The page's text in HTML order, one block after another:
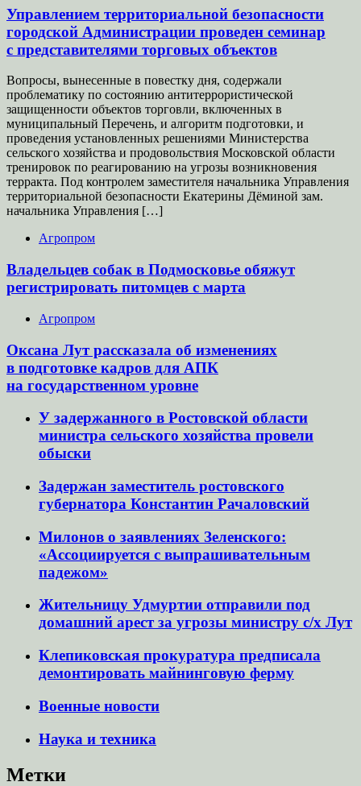
Управлением территориальной безопасности
городской Администрации проведен семинар
с представителями торговых объектов
Вопросы, вынесенные в повестку дня, содержали
проблематику по состоянию антитеррористической
защищенности объектов торговли, включенных в
муниципальный Перечень, и алгоритм подготовки, и
проведения установленных решениями Министерства
сельского хозяйства и продовольствия Московской области
тренировок по реагированию на угрозы возникновения
терракта. Под контролем заместителя начальника Управления
территориальной безопасности Екатерины Дёминой зам.
начальника Управления […]
Агропром
Владельцев собак в Подмосковье обяжут
регистрировать питомцев с марта
Агропром
Оксана Лут рассказала об изменениях
в подготовке кадров для АПК
на государственном уровне
У задержанного в Ростовской области
министра сельского хозяйства провели
обыски
Задержан заместитель ростовского
губернатора Константин Рачаловский
Милонов о заявлениях Зеленского:
«Ассоциируется с выпрашивательным
падежом»
Жительницу Удмуртии отправили под
домашний арест за угрозы министру с/х Лут
Клепиковская прокуратура предписала
демонтировать майнинговую ферму
Военные новости
Наука и техника
Метки